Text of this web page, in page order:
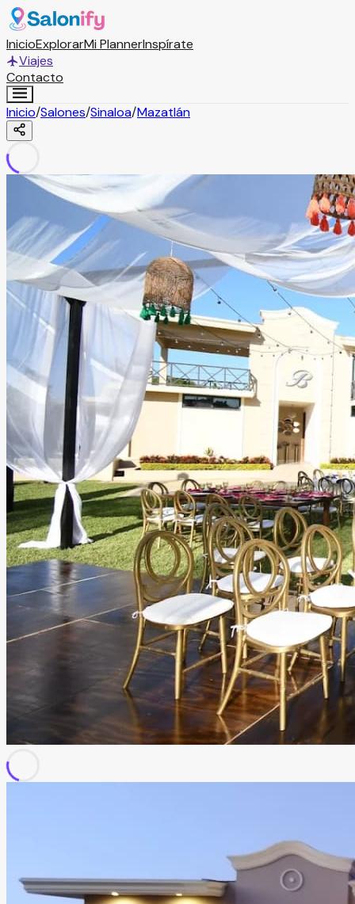
InicioExplorarMi PlannerInspírate
Viajes
Contacto
Inicio/Salones/Sinaloa/Mazatlán